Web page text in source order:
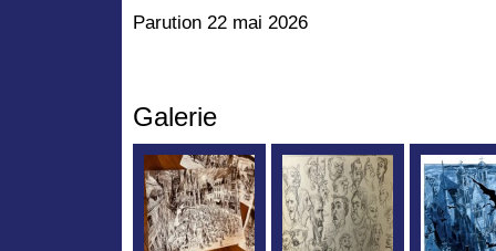
Parution 22 mai 2026
Galerie